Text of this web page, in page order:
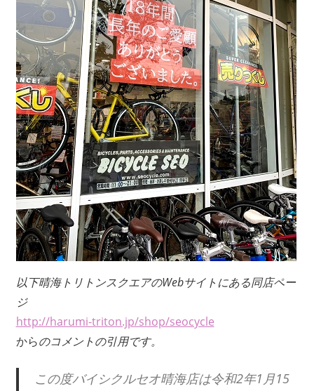
以下晴海トリトンスクエアのWebサイトにある同店ペー
ジ
http://harumi-triton.jp/shop/seocycle
からのコメントの引用です。
この度バイシクルセオ晴海店は令和2年1月15